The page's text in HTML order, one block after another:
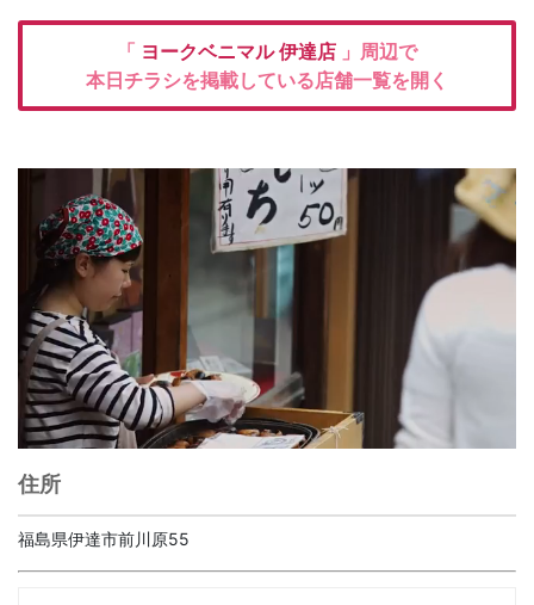
「 ヨークベニマル伊達店 」周辺で
本日チラシを掲載している店舗一覧を開く
住所
福島県伊達市前川原55